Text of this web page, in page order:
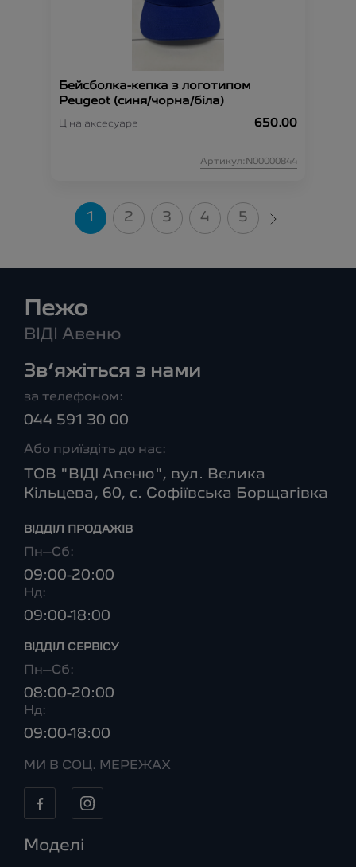
Бейсболка-кепка з логотипом
Peugeot (синя/чорна/біла)
Ціна аксесуара 650.00
Артикул:N00000844
1 2 3 4 5
Пежо
ВІДІ Авеню
Зв’яжіться з нами
за телефоном:
044 591 30 00
Або приїздіть до нас:
ТОВ "ВІДІ Авеню", вул. Велика
Кільцева, 60, с. Софіївська Борщагівка
ВІДДІЛ ПРОДАЖІВ
Пн–Сб:
09:00-20:00
Нд:
09:00-18:00
ВІДДІЛ CЕРВІСУ
Пн–Сб:
08:00-20:00
Нд:
09:00-18:00
МИ В СОЦ. МЕРЕЖАХ
Моделі